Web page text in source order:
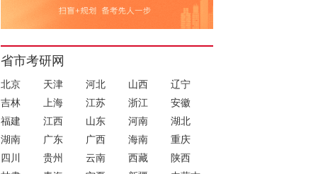
省市考研网
北京 天津 河北 山西
辽宁
吉林
上海 江苏 浙江
安徽
福建
江西 山东 河南
湖北
湖南
广东 广西 海南
重庆
四川
贵州 云南 西藏
陕西